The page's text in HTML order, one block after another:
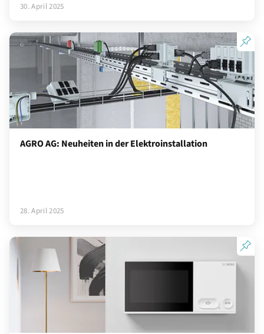
30. April 2025
AGRO AG: Neuheiten in der Elektroinstallation
28. April 2025